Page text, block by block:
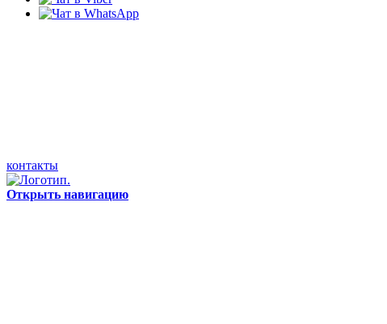
контакты
Открыть навигацию